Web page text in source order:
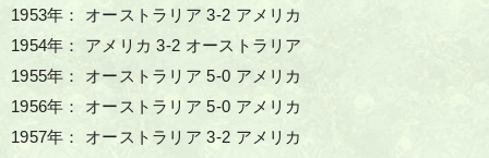
1953年： オーストラリア 3-2 アメリカ
1954年： アメリカ 3-2 オーストラリア
1955年： オーストラリア 5-0 アメリカ
1956年： オーストラリア 5-0 アメリカ
1957年： オーストラリア 3-2 アメリカ